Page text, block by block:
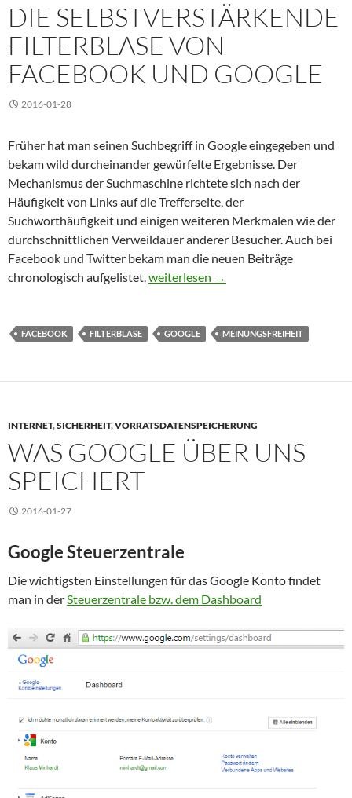
DIE SELBSTVERSTÄRKENDE
FILTERBLASE VON
FACEBOOK UND GOOGLE
2016-01-28
Früher hat man seinen Suchbegriff in Google eingegeben und
bekam wild durcheinander gewürfelte Ergebnisse. Der
Mechanismus der Suchmaschine richtete sich nach der
Häufigkeit von Links auf die Trefferseite, der
Suchworthäufigkeit und einigen weiteren Merkmalen wie der
durchschnittlichen Verweildauer anderer Besucher. Auch bei
Facebook und Twitter bekam man die neuen Beiträge
chronologisch aufgelistet.Die selbstverstärkende Filterblase
weiterlesen →
FACEBOOK FILTERBLASE GOOGLE MEINUNGSFREIHEIT
INTERNET,SICHERHEIT,VORRATSDATENSPEICHERUNG
WAS GOOGLE ÜBER UNS
SPEICHERT
2016-01-27
Google Steuerzentrale
Die wichtigsten Einstellungen für das Google Konto findet
man in derSteuerzentrale bzw. dem Dashboard